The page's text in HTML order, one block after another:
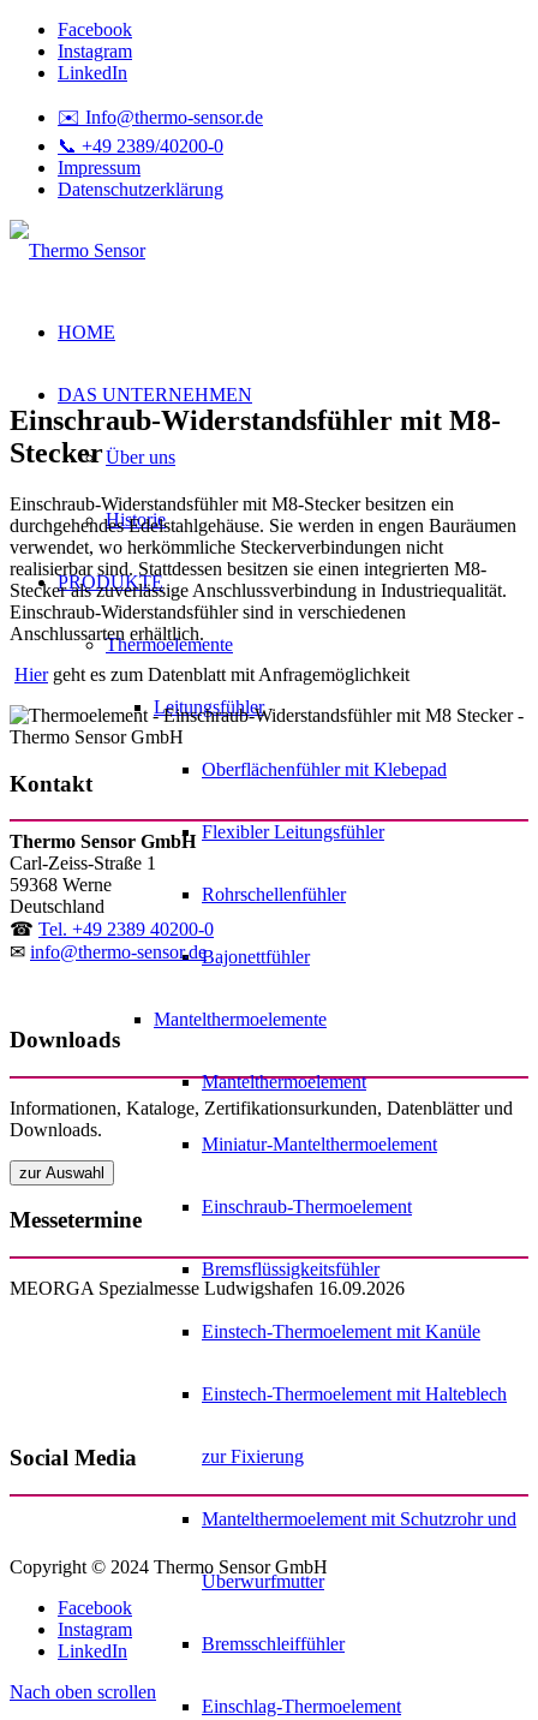
Facebook
Instagram
LinkedIn
✉️ Info@thermo-sensor.de
📞 +49 2389/40200-0
Impressum
Datenschutzerklärung
HOME
DAS UNTERNEHMEN
Über uns
Historie
PRODUKTE
Thermoelemente
Leitungsfühler
Oberflächenfühler mit Klebepad
Flexibler Leitungsfühler
Rohrschellenfühler
Bajonettfühler
Mantelthermoelemente
Mantelthermoelement
Miniatur-Mantelthermoelement
Einschraub-Thermoelement
Bremsflüssigkeitsfühler
Einstech-Thermoelement mit Kanüle
Einstech-Thermoelement mit Halteblech
zur Fixierung
Mantelthermoelement mit Schutzrohr und
Überwurfmutter
Bremsschleiffühler
Einschlag-Thermoelement
Einschraub-Widerstandsfühler mit M8-
Stecker
Einschraub-Widerstandsfühler mit M8-Stecker besitzen ein
durchgehendes Edelstahlgehäuse. Sie werden in engen Bauräumen
verwendet, wo herkömmliche Steckerverbindungen nicht
realisierbar sind. Stattdessen besitzen sie einen integrierten M8-
Stecker als zuverlässige Anschlussverbindung in Industriequalität.
Einschraub-Widerstandsfühler sind in verschiedenen
Anschlussarten erhältlich.
Hiergeht es zum Datenblatt mit Anfragemöglichkeit
Kontakt
Thermo Sensor GmbH
Carl-Zeiss-Straße 1
59368 Werne
Deutschland
☎ Tel. +49 2389 40200-0
✉ info@thermo-sensor.de
Downloads
Informationen, Kataloge, Zertifikationsurkunden, Datenblätter und
Downloads.
Messetermine
MEORGA Spezialmesse Ludwigshafen 16.09.2026
Social Media
Copyright © 2024 Thermo Sensor GmbH
Facebook
Instagram
LinkedIn
Nach oben scrollen